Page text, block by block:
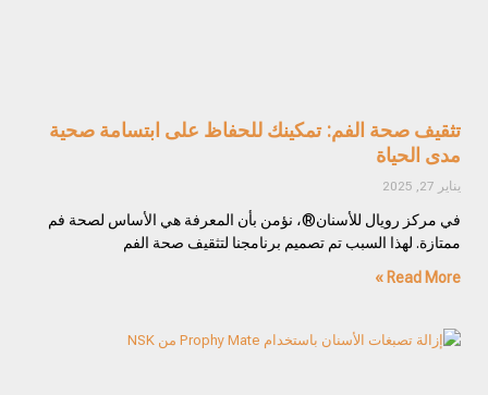
تثقيف صحة الفم: تمكينك للحفاظ على ابتسامة صحية
مدى الحياة
يناير 27, 2025
في مركز رويال للأسنان®، نؤمن بأن المعرفة هي الأساس لصحة فم
ممتازة. لهذا السبب تم تصميم برنامجنا لتثقيف صحة الفم
Read More »